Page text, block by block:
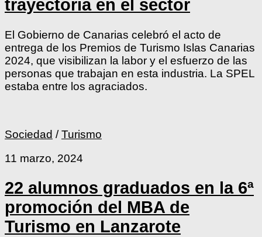
trayectoria en el sector
El Gobierno de Canarias celebró el acto de
entrega de los Premios de Turismo Islas Canarias
2024, que visibilizan la labor y el esfuerzo de las
personas que trabajan en esta industria. La SPEL
estaba entre los agraciados.
Sociedad /Turismo
11 marzo, 2024
22 alumnos graduados en la 6ª
promoción del MBA de
Turismo en Lanzarote